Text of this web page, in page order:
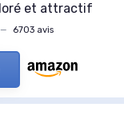
et attractif
— 6703 avis